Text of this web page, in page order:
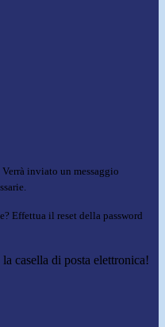
Verrà inviato un messaggio
Effettua il reset della password
casella di posta elettronica!